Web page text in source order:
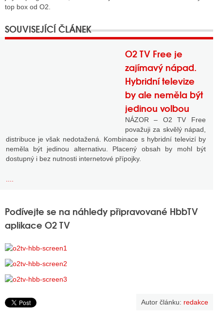
top box od O2.
O2 TV Free je
zajímavý nápad.
Hybridní televize
by ale neměla být
jedinou volbou
NÁZOR – O2 TV Free
považuji za skvělý nápad,
distribuce je však nedotažená. Kombinace s hybridní televizí by
neměla být jedinou alternativu. Placený obsah by mohl být
dostupný i bez nutnosti internetové přípojky.
Podívejte se na náhledy připravované HbbTV
aplikace O2 TV
Autor článku: redakce